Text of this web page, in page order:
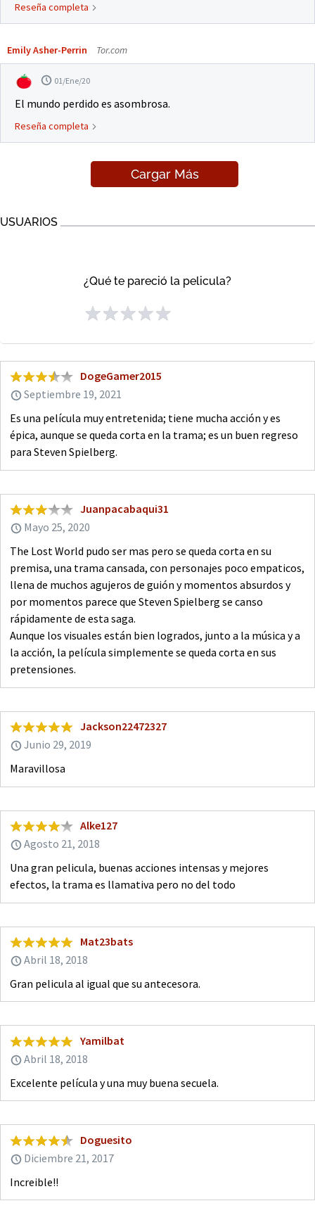
Reseña completa
Emily Asher-Perrin Tor.com
01/Ene/20
El mundo perdido es asombrosa.
Reseña completa
Cargar Más
USUARIOS
¿Qué te pareció la pelicula?
DogeGamer2015
Septiembre 19, 2021
Es una película muy entretenida; tiene mucha acción y es
épica, aunque se queda corta en la trama; es un buen regreso
para Steven Spielberg.
Juanpacabaqui31
Mayo 25, 2020
The Lost World pudo ser mas pero se queda corta en su
premisa, una trama cansada, con personajes poco empaticos,
llena de muchos agujeros de guión y momentos absurdos y
por momentos parece que Steven Spielberg se canso
rápidamente de esta saga.
Aunque los visuales están bien logrados, junto a la música y a
la acción, la película simplemente se queda corta en sus
pretensiones.
Jackson22472327
Junio 29, 2019
Maravillosa
Alke127
Agosto 21, 2018
Una gran pelicula, buenas acciones intensas y mejores
efectos, la trama es llamativa pero no del todo
Mat23bats
Abril 18, 2018
Gran pelicula al igual que su antecesora.
Yamilbat
Abril 18, 2018
Excelente película y una muy buena secuela.
Doguesito
Diciembre 21, 2017
Increible!!